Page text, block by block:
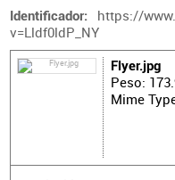
Identificador
https://
v=Lldf0ldP_NY
Flyer.jpg
Peso:
Mime